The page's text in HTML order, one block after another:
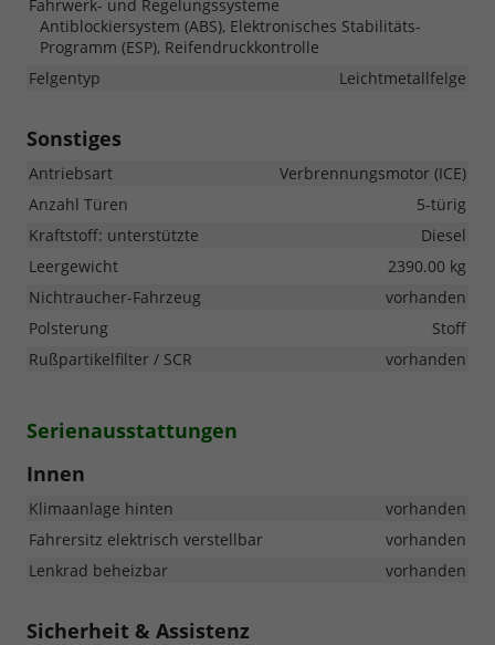
Fahrwerk- und Regelungssysteme
Antiblockiersystem (ABS), Elektronisches Stabilitäts-
Programm (ESP), Reifendruckkontrolle
Felgentyp
Leichtmetallfelge
Sonstiges
Antriebsart
Verbrennungsmotor (ICE)
Anzahl Türen
5-türig
Kraftstoff: unterstützte
Diesel
Leergewicht
2390.00 kg
Nichtraucher-Fahrzeug
vorhanden
Polsterung
Stoff
Rußpartikelfilter / SCR
vorhanden
Serienausstattungen
Innen
Klimaanlage hinten
vorhanden
Fahrersitz elektrisch verstellbar
vorhanden
Lenkrad beheizbar
vorhanden
Sicherheit & Assistenz